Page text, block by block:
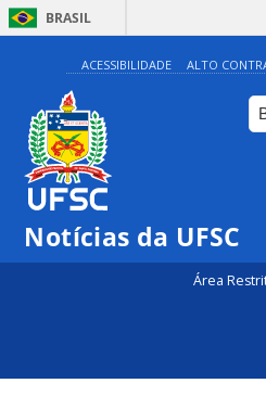
BRASIL
ACESSIBILIDADE ALTO
Notícias da UFSC
Área